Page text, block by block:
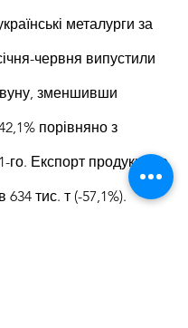
металурги за
червня випустили
зменшивши
порівняно з
го. Експорт продукції за
634 тис. т (-57,1%).